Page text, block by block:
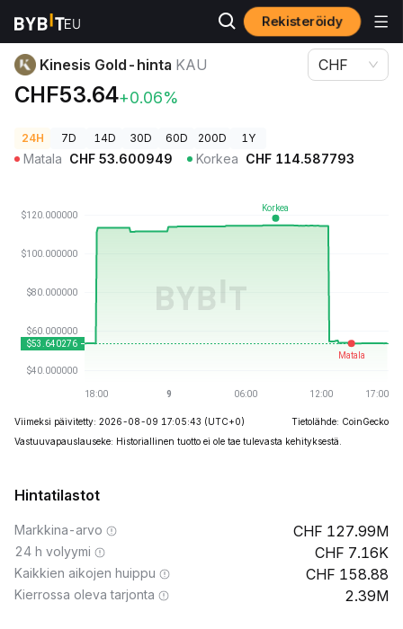
Rekisteröidy
Kryptohinnat
Kinesis Gold-hinta KAU
CHF53.64+0.06%
CHF
24H 7D 14D 30D 60D 200D 1Y
Matala CHF 53.600949 Korkea CHF 114.587793
Viimeksi päivitetty: 2026-08-09 17:05:43 (UTC+0)
Tietolähde: CoinGecko
Vastuuvapauslauseke: Historiallinen tuotto ei ole tae tulevasta kehityksestä.
Hintatilastot
Markkina-arvo 127.99M
24 h volyymi 7.16K
Kaikkien aikojen huippu 158.88
Kierrossa oleva tarjonta 2.39M